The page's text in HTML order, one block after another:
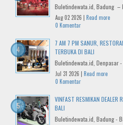
Buletindewata.id, Badung –
Aug 02 2026 | Read more
0 Komentar
7 AM 7 PM SANUR,
TERBUKA DI BALI
Buletindewata.id, Denpasar -
Jul 31 2026 | Read more
0 Komentar
VINFAST RESMIKAN DEALER
BALI
Buletindewata.id, Badung -